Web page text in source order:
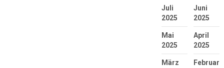
Juli
2025
Juni
2025
Mai
2025
April
2025
März
Februar